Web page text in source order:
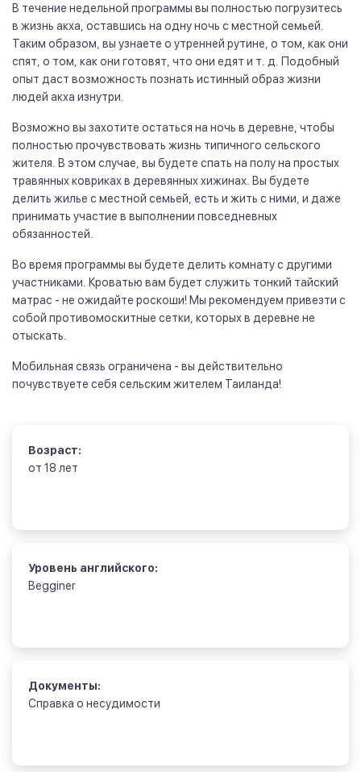
В течение недельной программы вы полностью погрузитесь
в жизнь акха, оставшись на одну ночь с местной семьей.
Таким образом, вы узнаете о утренней рутине, о том, как они
спят, о том, как они готовят, что они едят и т. д. Подобный
опыт даст возможность познать истинный образ жизни
людей акха изнутри.
Возможно вы захотите остаться на ночь в деревне, чтобы
полностью прочувствовать жизнь типичного сельского
жителя. В этом случае, вы будете спать на полу на простых
травянных ковриках в деревянных хижинах. Вы будете
делить жилье с местной семьей, есть и жить с ними, и даже
принимать участие в выполнении повседневных
обязанностей.
Во время программы вы будете делить комнату с другими
участниками. Кроватью вам будет служить тонкий тайский
матрас - не ожидайте роскоши! Мы рекомендуем привезти с
собой противомоскитные сетки, которых в деревне не
отыскать.
Мобильная связь ограничена - вы действительно
почувствуете себя сельским жителем Таиланда!
Возраст:
от 18 лет
Уровень английского:
Begginer
Документы:
Справка о несудимости